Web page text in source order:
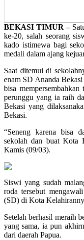
BEKASI TIMUR –
ke-20, salah seorang
kado istimewa bagi
medali dalam ajang
Saat ditemui di
enam SD Ananda
bisa
perunggu yang ia raih
Bekasi yang
Bekasi.
“Seneng karena bisa
sekolah dan buat Kota
Kamis (09/03).
Siswi yang sudah
roda tersebut
(SD) di Kota
Setelah berhasil meraih
yang sama, ia pun
dari daerah Papua.